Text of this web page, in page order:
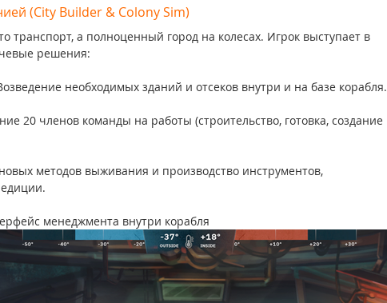
(City Builder & Colony Sim)
транспорт, а полноценный город на колесах. Игрок выступает в
решения:
необходимых зданий и отсеков внутри и на базе корабля.
20 членов команды на работы (строительство, готовка, создание
методов выживания и производство инструментов,
менеджмента внутри корабля